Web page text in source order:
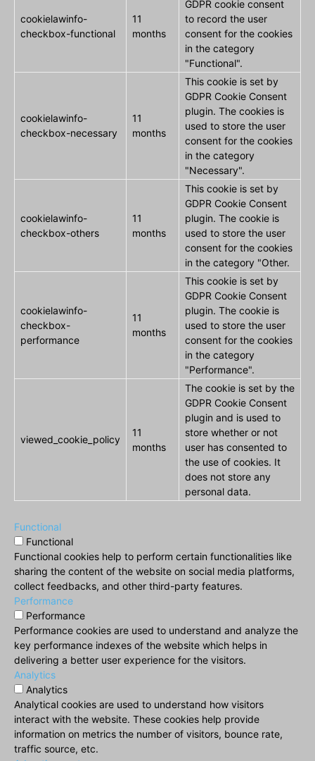
cookielawinfo-
checkbox-functional
11
months
GDPR cookie consent
to record the user
consent for the cookies
in the category
"Functional".
cookielawinfo-
checkbox-necessary
11
months
This cookie is set by
GDPR Cookie Consent
plugin. The cookies is
used to store the user
consent for the cookies
in the category
"Necessary".
cookielawinfo-
checkbox-others
11
months
This cookie is set by
GDPR Cookie Consent
plugin. The cookie is
used to store the user
consent for the cookies
in the category "Other.
cookielawinfo-
checkbox-
performance
11
months
This cookie is set by
GDPR Cookie Consent
plugin. The cookie is
used to store the user
consent for the cookies
in the category
"Performance".
viewed_cookie_policy
11
months
The cookie is set by the
GDPR Cookie Consent
plugin and is used to
store whether or not
user has consented to
the use of cookies. It
does not store any
personal data.
Functional
Functional
Functional cookies help to perform certain functionalities like
sharing the content of the website on social media platforms,
collect feedbacks, and other third-party features.
Performance
Performance
Performance cookies are used to understand and analyze the
key performance indexes of the website which helps in
delivering a better user experience for the visitors.
Analytics
Analytics
Analytical cookies are used to understand how visitors
interact with the website. These cookies help provide
information on metrics the number of visitors, bounce rate,
traffic source, etc.